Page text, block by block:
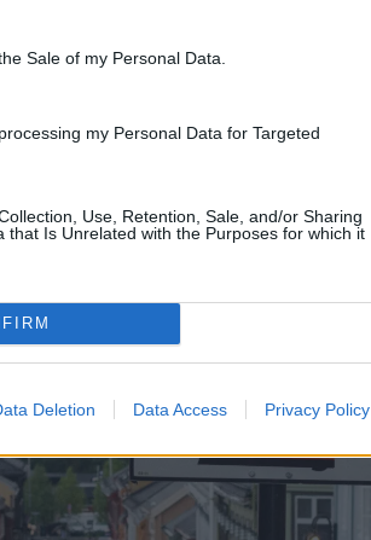
Sale of my Personal Data.
my Personal Data for Targeted
Use, Retention, Sale, and/or Sharing
that Is Unrelated with the Purposes for which it
Deletion Data Access Privacy Policy